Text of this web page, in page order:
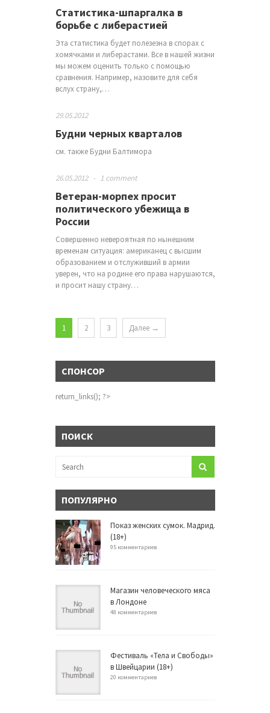
Статистика-шпаргалка в
борьбе с либерастией
Эта статистика будет полезезна в спорах с
хомячками и либерастами. Все в нашей жизни
мы можем оценить только с помощью
сравнения. Например, назовите для себя
вслух страну,…
29.05.2012
Будни черных кварталов
см. также Будни Балтимора
26.05.2012 - 1 comment
Ветеран-морпех просит
политического убежища в
России
Совершенно невероятная по нынешним
временам ситуация: американец с высшим
образованием и отслуживший в армии
уверен, что на родине его права нарушаются,
и просит нашу страну…
1 2 3 Далее →
СПОНСОР
return_links(); ?>
ПОИСК
ПОПУЛЯРНО
Показ женских сумок. Мадрид.
(18+)
95 комментариев
Магазин человеческого мяса
в Лондоне
48 комментариев
Фестиваль «Тела и Свободы»
в Швейцарии (18+)
20 комментариев